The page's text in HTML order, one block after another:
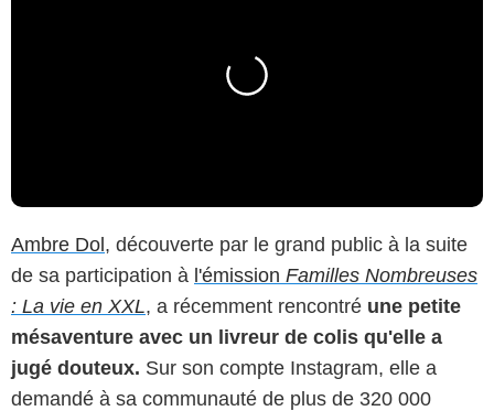
Ambre Dol, découverte par le grand public à la suite
de sa participation à l'émission Familles Nombreuses
: La vie en XXL, a récemment rencontré une petite
mésaventure avec un livreur de colis qu'elle a
jugé douteux. Sur son compte Instagram, elle a
demandé à sa communauté de plus de 320 000